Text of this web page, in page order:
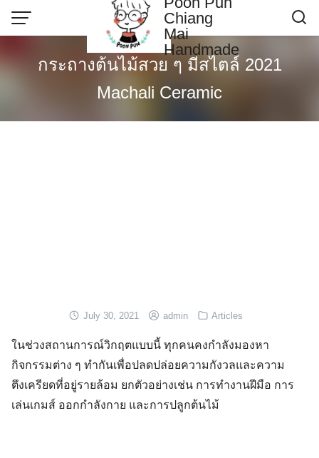
Chiang
Mai
Handmade
Poonpun Thai Clay
Sample Page
กระถางต้นไม้สวย ๆ มีสไตล์ 2021
Machali Ceramic
July 30, 2021 admin Articles
ในช่วงสถานการณ์วิกฤตแบบนี้ ทุกคนคงกำลังมองหา
กิจกรรมต่าง ๆ ทำกันเพื่อปลดปล่อยความกังวลและความ
ตึงเครียดที่อยู่รายล้อม ยกตัวอย่างเช่น การทำงานฝีมือ การ
เล่นเกมส์ ออกกำลังกาย และการปลูกต้นไม้